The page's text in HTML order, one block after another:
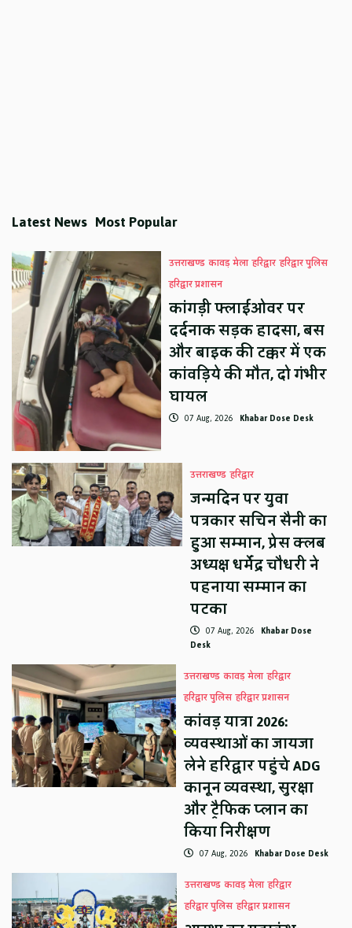
Latest News Most Popular
उत्तराखण्ड कावड़ मेला हरिद्वार हरिद्वार पुलिस
हरिद्वार प्रशासन
कांगड़ी फ्लाईओवर पर
दर्दनाक सड़क हादसा, बस
और बाइक की टक्कर में एक
कांवड़िये की मौत, दो गंभीर
घायल
07 Aug, 2026 Khabar Dose Desk
उत्तराखण्ड हरिद्वार
जन्मदिन पर युवा
पत्रकार सचिन सैनी का
हुआ सम्मान, प्रेस क्लब
अध्यक्ष धर्मेंद्र चौधरी ने
पहनाया सम्मान का
पटका
07 Aug, 2026 Khabar Dose
Desk
उत्तराखण्ड कावड़ मेला हरिद्वार
हरिद्वार पुलिस हरिद्वार प्रशासन
कांवड़ यात्रा 2026:
व्यवस्थाओं का जायजा
लेने हरिद्वार पहुंचे ADG
कानून व्यवस्था, सुरक्षा
और ट्रैफिक प्लान का
किया निरीक्षण
07 Aug, 2026 Khabar Dose Desk
उत्तराखण्ड कावड़ मेला हरिद्वार
हरिद्वार पुलिस हरिद्वार प्रशासन